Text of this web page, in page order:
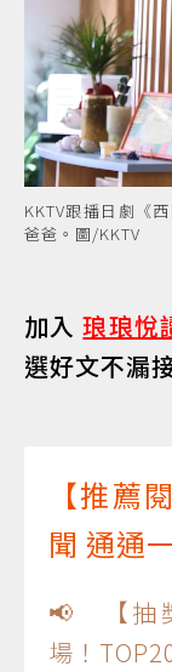
KKTV跟播日劇《
爸爸。圖/KKTV
加入琅琅
選好文不漏
【推薦
聞 通通
📢 【抽
場！